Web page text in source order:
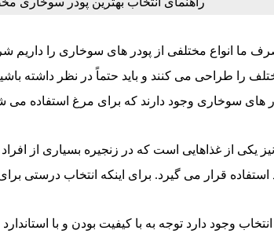
مصرف ما انواع مختلفی از پودر های سوخاری را
را طراحی می‌ کنند و باید حتماً در نظر داشته
های سوخاری وجود دارند که برای مرغ استفاده می
یکی از غذاهایی است که در زنجیره بسیاری از
استفاده قرار می‌ گیرد. برای اینکه انتخاب درستی
وجود دارد توجه به با کیفیت بودن و با